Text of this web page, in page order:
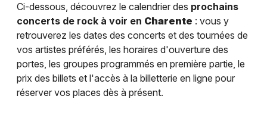
Ci-dessous, découvrez le calendrier des prochains
concerts de rock à voir en Charente : vous y
retrouverez les dates des concerts et des tournées de
vos artistes préférés, les horaires d'ouverture des
portes, les groupes programmés en première partie, le
prix des billets et l'accès à la billetterie en ligne pour
réserver vos places dès à présent.